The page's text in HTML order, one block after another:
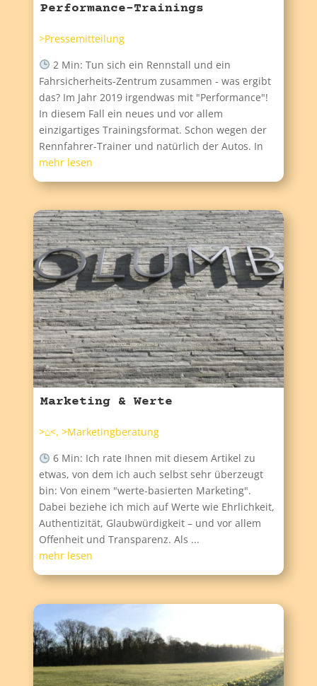
Performance-Trainings
>Pressemitteilung
2 Min: Tun sich ein Rennstall und ein
Fahrsicherheits-Zentrum zusammen - was ergibt
das? Im Jahr 2019 irgendwas mit "Performance"!
In diesem Fall ein neues und vor allem
einzigartiges Trainingsformat. Schon wegen der
Rennfahrer-Trainer und natürlich der Autos. In
mehr lesen
Marketing & Werte
>⌂<,>Marketingberatung
6 Min: Ich rate Ihnen mit diesem Artikel zu
etwas, von dem ich auch selbst sehr überzeugt
bin: Von einem "werte-basierten Marketing".
Dabei beziehe ich mich auf Werte wie Ehrlichkeit,
Authentizität, Glaubwürdigkeit – und vor allem
Offenheit und Transparenz. Als ...
mehr lesen